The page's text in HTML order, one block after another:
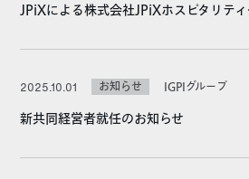
JPiXによる株式会社JPiXホスピタリテ
2025.10.01 お知らせ IGPIグループ
新共同経営者就任のお知らせ